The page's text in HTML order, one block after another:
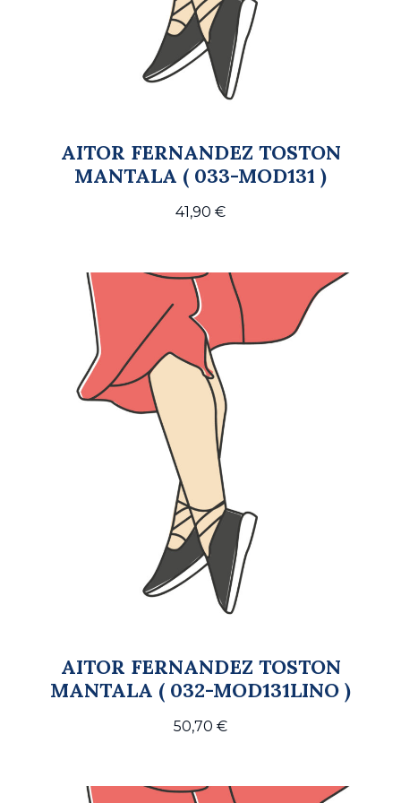
AITOR FERNANDEZ TOSTON
MANTALA ( 033-MOD131 )
41,90 €
AITOR FERNANDEZ TOSTON
MANTALA ( 032-MOD131LINO )
50,70 €